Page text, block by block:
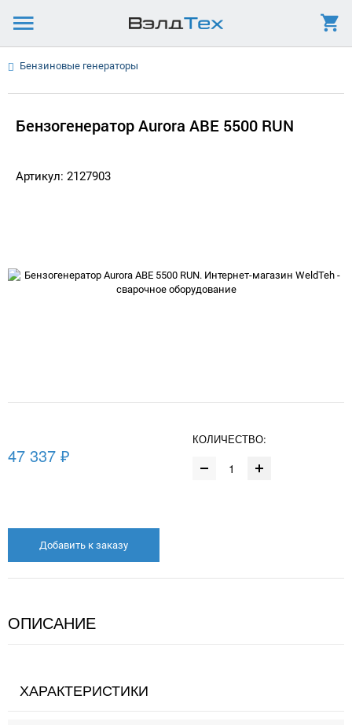
Бензиновые генераторы
Бензогенератор Aurora ABE 5500 RUN
Артикул: 2127903
47 337 ₽
КОЛИЧЕСТВО:
Добавить к заказу
ОПИСАНИЕ
ХАРАКТЕРИСТИКИ